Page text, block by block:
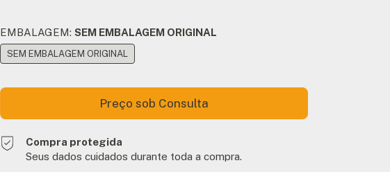
EMBALAGEM: SEM EMBALAGEM ORIGINAL
SEM EMBALAGEM ORIGINAL
Compra protegida
Seus dados cuidados durante toda a compra.